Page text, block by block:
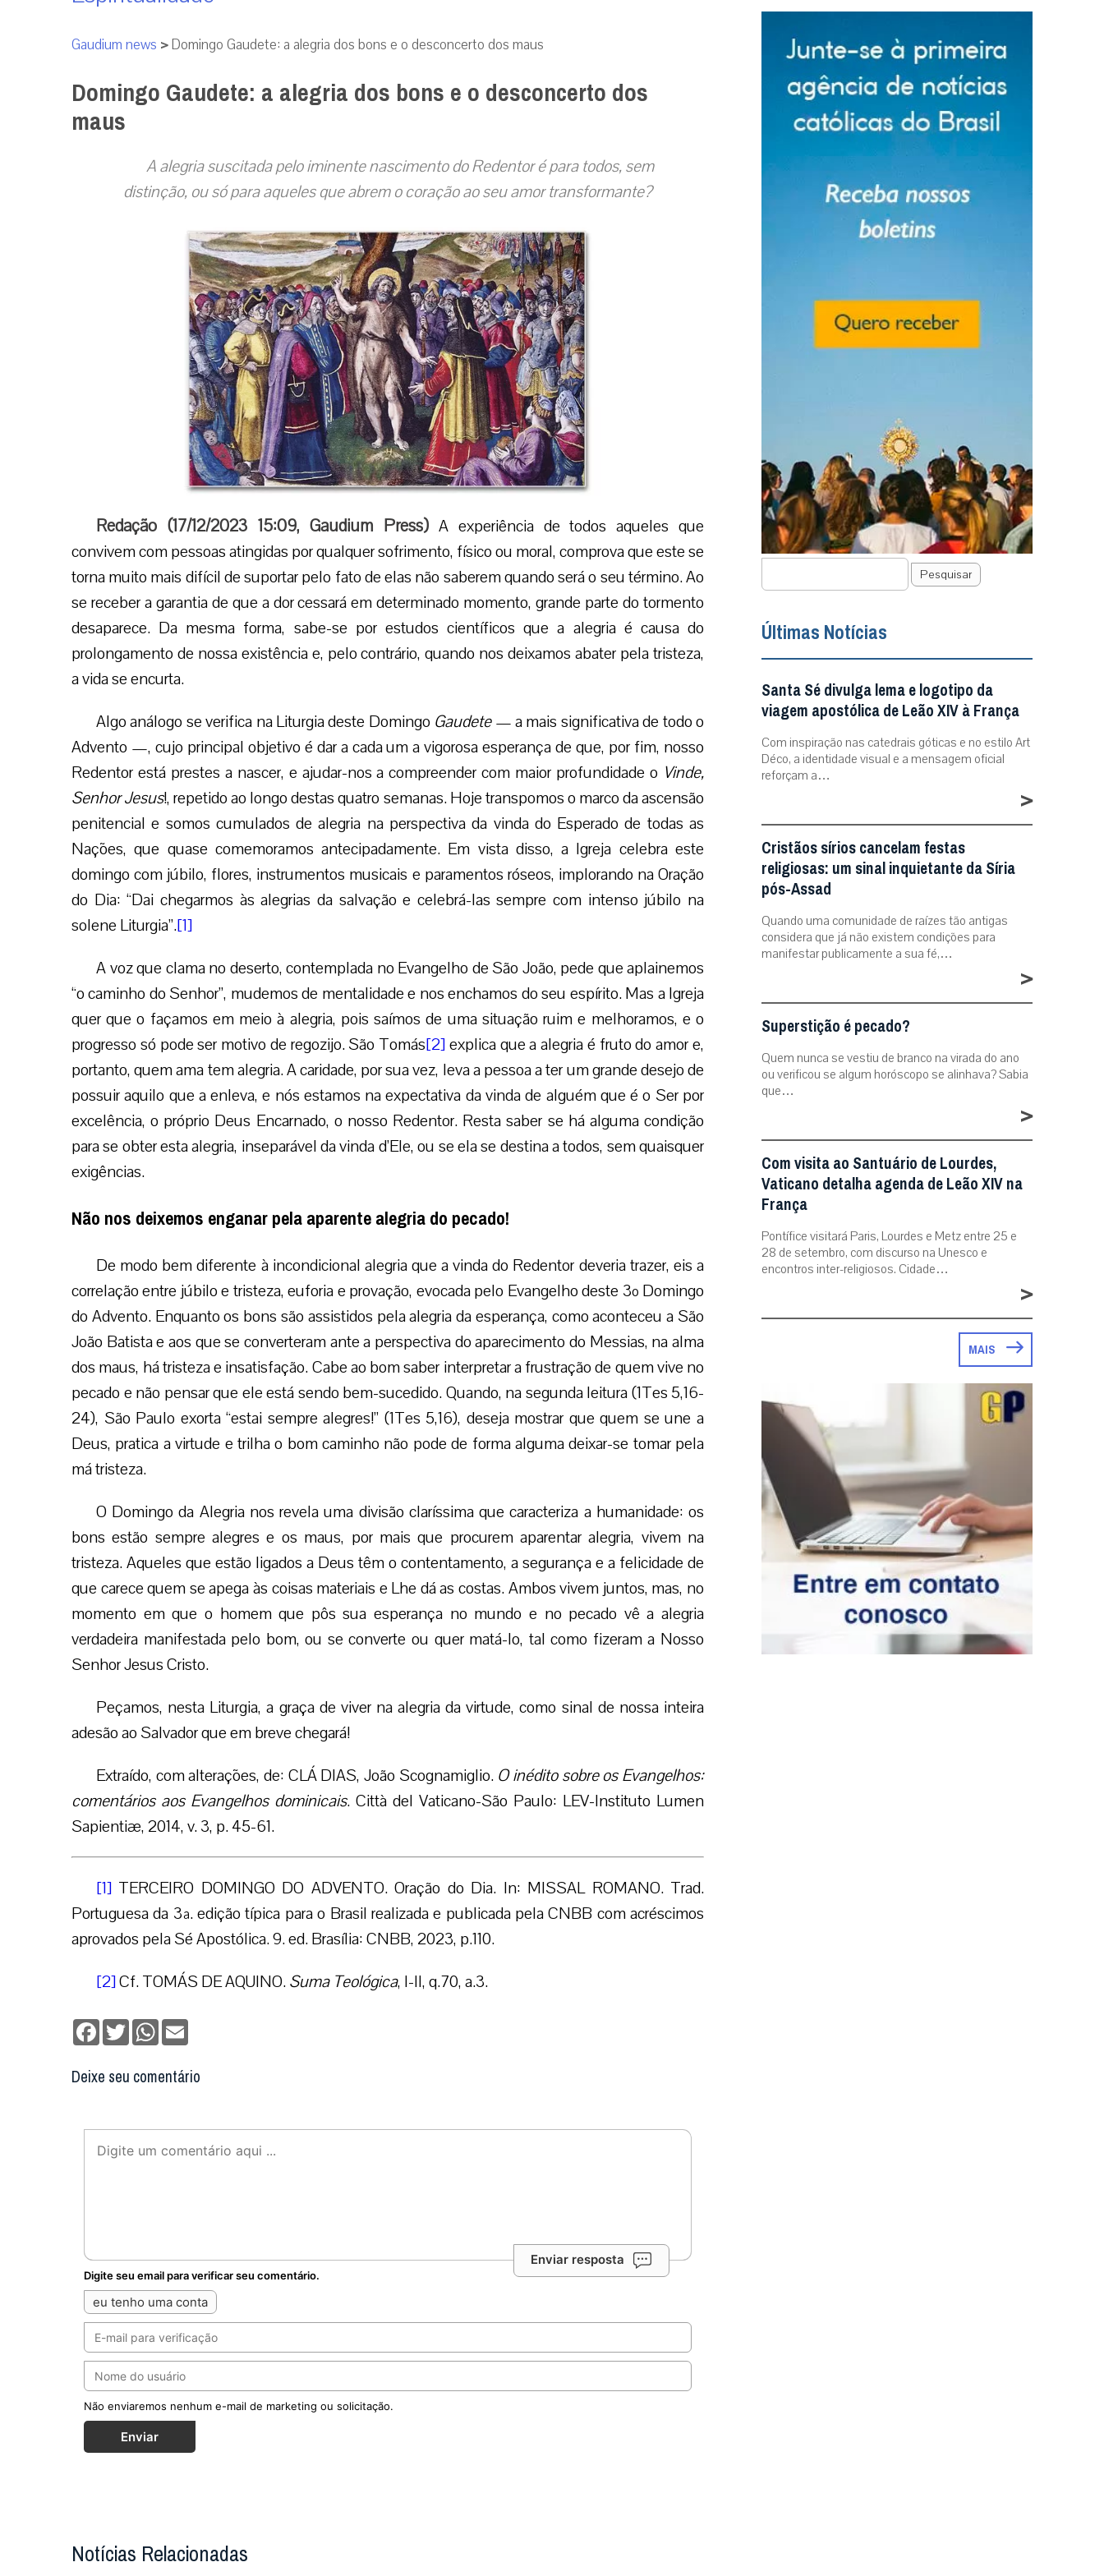
Gaudium news >Domingo Gaudete: a alegria dos bons e o desconcerto dos maus
Domingo Gaudete: a alegria dos bons e o desconcerto dos
maus
A alegria suscitada pelo iminente nascimento do Redentor é paratodos, sem
distinção, ou só para aqueles que abrem o coração aoseu amor transformante?
Redação (17/12/2023 15:09,Gaudium Press) A experiência de todos aqueles que
convivem com pessoas atingidas por qualquer sofrimento, físico ou moral, comprova que este se
torna muito mais difícil de suportar pelo fato de elas não saberem quando será o seu término. Ao
se receber a garantia de que a dor cessará em determinado momento, grande parte do tormento
desaparece. Da mesma forma, sabe-se por estudos científicos que a alegria é causa do
prolongamento de nossa existência e, pelo contrário, quando nos deixamos abater pela tristeza,
a vida se encurta.
Algo análogo se verifica na Liturgia deste Domingo Gaudete— a mais significativa de todo o
Advento —, cujo principal objetivo é dar a cada um a vigorosa esperança de que, por fim, nosso
Redentor está prestes a nascer, e ajudar-nos a compreender com maior profundidade o Vinde,
Senhor Jesus!, repetido ao longo destas quatro semanas. Hoje transpomos o marco da ascensão
penitencial e somos cumulados de alegria na perspectiva da vinda do Esperado de todas as
Nações, que quase comemoramos antecipadamente. Em vista disso, a Igreja celebra este
domingo com júbilo, flores, instrumentos musicais e paramentos róseos, implorando na Oração
do Dia: “Dai chegarmos às alegrias da salvação e celebrá-las sempre com intenso júbilo na
solene Liturgia”.[1]
A voz que clama no deserto, contemplada no Evangelho de São João, pede que aplainemos
“o caminho do Senhor”, mudemos de mentalidade e nos enchamos do seu espírito. Mas a Igreja
quer que o façamos em meio à alegria, pois saímos de uma situação ruim e melhoramos, e o
progresso só pode ser motivo de regozijo. São Tomás[2]explica que a alegria é fruto do amor e,
portanto, quem ama tem alegria. A caridade, por sua vez, leva a pessoa a ter um grande desejo de
possuir aquilo que a enleva, e nós estamos na expectativa da vinda de alguém que é o Ser por
excelência, o próprio Deus Encarnado, o nosso Redentor. Resta saber se há alguma condição
para se obter esta alegria, inseparável da vinda d’Ele, ou se ela se destina a todos, sem quaisquer
exigências.
Não nos deixemos enganar pela aparente alegria do pecado!
De modo bem diferente à incondicional alegria que a vinda do Redentor deveria trazer, eis a
correlação entre júbilo e tristeza, euforia e provação, evocada pelo Evangelho deste 3º Domingo
do Advento. Enquanto os bons são assistidos pela alegria da esperança, como aconteceu a São
João Batista e aos que se converteram ante a perspectiva do aparecimento do Messias, na alma
dos maus, há tristeza e insatisfação. Cabe ao bom saber interpretar a frustração de quem vive no
pecado e não pensar que ele está sendo bem-sucedido. Quando, na segunda leitura (1Tes 5,16-
24), São Paulo exorta “estai sempre alegres!” (1Tes 5,16), deseja mostrar que quem se une a
Deus, pratica a virtude e trilha o bom caminho não pode de forma alguma deixar-se tomar pela
má tristeza.
O Domingo da Alegria nos revela uma divisão claríssima que caracteriza a humanidade: os
bons estão sempre alegres e os maus, por mais que procurem aparentar alegria, vivem na
tristeza. Aqueles que estão ligados a Deus têm o contentamento, a segurança e a felicidade de
que carece quem se apega às coisas materiais e Lhe dá as costas. Ambos vivem juntos, mas, no
momento em que o homem que pôs sua esperança no mundo e no pecado vê a alegria
verdadeira manifestada pelo bom, ou se converte ou quer matá-lo, tal como fizeram a Nosso
Senhor Jesus Cristo.
Peçamos, nesta Liturgia, a graça de viver na alegria da virtude, como sinal de nossa inteira
adesão ao Salvador que em breve chegará!
Extraído, com alterações, de: CLÁ DIAS, João Scognamiglio. O inédito sobre os Evangelhos:
comentários aos Evangelhos dominicais. Città del Vaticano-São Paulo: LEV-Instituto Lumen
Sapientiæ, 2014, v. 3, p. 45-61.
[1] TERCEIRO DOMINGO DO ADVENTO. Oração do Dia. In: MISSAL ROMANO. Trad.
Portuguesa da 3ª. edição típica para o Brasil realizada e publicada pela CNBB com acréscimos
aprovados pela Sé Apostólica. 9. ed. Brasília: CNBB, 2023, p.110.
[2]Cf. TOMÁS DE AQUINO.Suma Teológica, I-II, q.70, a.3.
Facebook
TwitterWhatsApp
Deixe seu comentário
Enviar resposta
Digite seu email para verificar seu comentário.
eu tenho uma conta
Não enviaremos nenhum e-mail de marketing ou solicitação.
Enviar
Notícias Relacionadas
Pesquisar
Últimas Notícias
Santa Sé divulga lema e logotipo da
viagem apostólica de Leão XIV à França
Com inspiração nas catedrais góticas e no estilo Art
Déco, a identidade visual e a mensagem oficial
reforçam a…
>
Cristãos sírios cancelam festas
religiosas: um sinal inquietante da Síria
pós-Assad
Quando uma comunidade de raízes tão antigas
considera que já não existem condições para
manifestar publicamente a sua fé,…
>
Superstição é pecado?
Quem nunca se vestiu de branco na virada do ano
ou verificou se algum horóscopo se alinhava? Sabia
que…
>
Com visita ao Santuário de Lourdes,
Vaticano detalha agenda de Leão XIV na
França
Pontífice visitará Paris, Lourdes e Metz entre 25 e
28 de setembro, com discurso na Unesco e
encontros inter-religiosos. Cidade…
>
MAIS